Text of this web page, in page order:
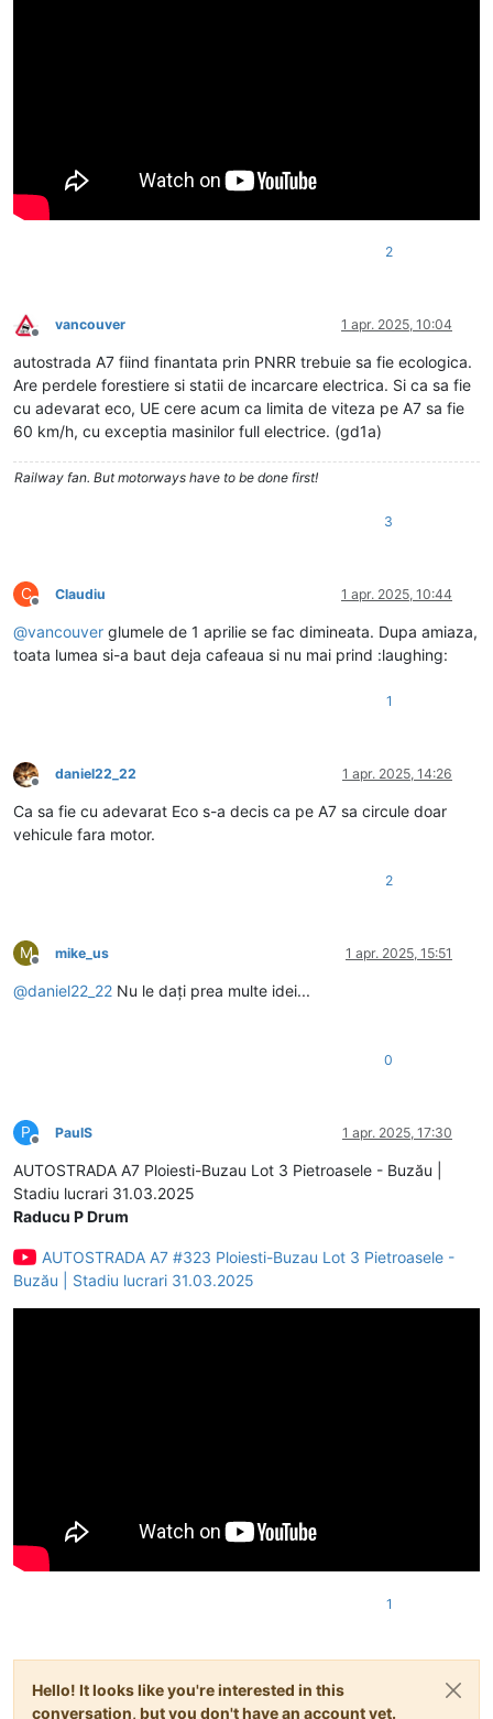
2
Deconectat
vancouver 1 apr. 2025, 10:04
autostrada A7 fiind finantata prin PNRR trebuie sa fie ecologica.
Are perdele forestiere si statii de incarcare electrica. Si ca sa fie
cu adevarat eco, UE cere acum ca limita de viteza pe A7 sa fie
60 km/h, cu exceptia masinilor full electrice. (gd1a)
Railway fan. But motorways have to be done first!
3
C
Deconectat
Claudiu 1 apr. 2025, 10:44
@vancouver glumele de 1 aprilie se fac dimineata. Dupa amiaza,
toata lumea si-a baut deja cafeaua si nu mai prind :laughing:
1
Deconectat
daniel22_22 1 apr. 2025, 14:26
Ca sa fie cu adevarat Eco s-a decis ca pe A7 sa circule doar
vehicule fara motor.
2
M
Deconectat
mike_us 1 apr. 2025, 15:51
@daniel22_22 Nu le dați prea multe idei...
0
P
Deconectat
PaulS 1 apr. 2025, 17:30
AUTOSTRADA A7 Ploiesti-Buzau Lot 3 Pietroasele - Buzău |
Stadiu lucrari 31.03.2025
Raducu P Drum
AUTOSTRADA A7 #323 Ploiesti-Buzau Lot 3 Pietroasele -
Buzău | Stadiu lucrari 31.03.2025
1
Hello! It looks like you're interested in this
conversation, but you don't have an account yet.